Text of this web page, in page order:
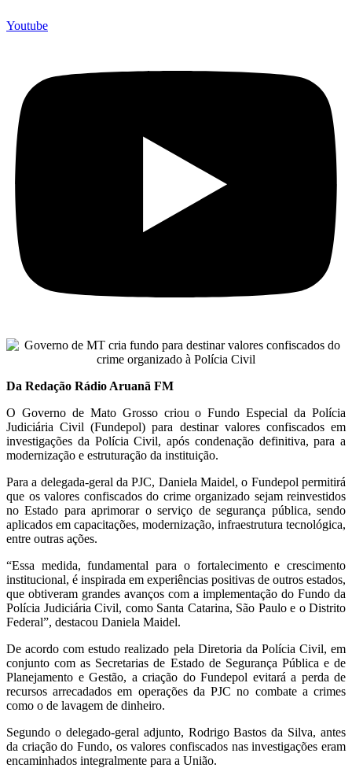
Youtube
Da Redação Rádio Aruanã FM
O Governo de Mato Grosso criou o Fundo Especial da Polícia
Judiciária Civil (Fundepol) para destinar valores confiscados em
investigações da Polícia Civil, após condenação definitiva, para a
modernização e estruturação da instituição.
Para a delegada-geral da PJC, Daniela Maidel, o Fundepol permitirá
que os valores confiscados do crime organizado sejam reinvestidos
no Estado para aprimorar o serviço de segurança pública, sendo
aplicados em capacitações, modernização, infraestrutura tecnológica,
entre outras ações.
“Essa medida, fundamental para o fortalecimento e crescimento
institucional, é inspirada em experiências positivas de outros estados,
que obtiveram grandes avanços com a implementação do Fundo da
Polícia Judiciária Civil, como Santa Catarina, São Paulo e o Distrito
Federal”, destacou Daniela Maidel.
De acordo com estudo realizado pela Diretoria da Polícia Civil, em
conjunto com as Secretarias de Estado de Segurança Pública e de
Planejamento e Gestão, a criação do Fundepol evitará a perda de
recursos arrecadados em operações da PJC no combate a crimes
como o de lavagem de dinheiro.
Segundo o delegado-geral adjunto, Rodrigo Bastos da Silva, antes
da criação do Fundo, os valores confiscados nas investigações eram
encaminhados integralmente para a União.